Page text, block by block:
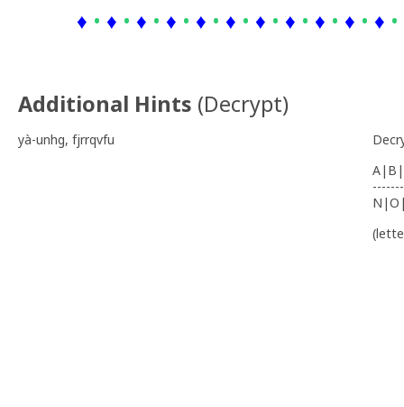
♦ • ♦ • ♦ • ♦ • ♦ • ♦ • ♦ • ♦ • ♦ • ♦ • ♦ •
Additional Hints (Decrypt)
yà-unhg, fjrrqvfu